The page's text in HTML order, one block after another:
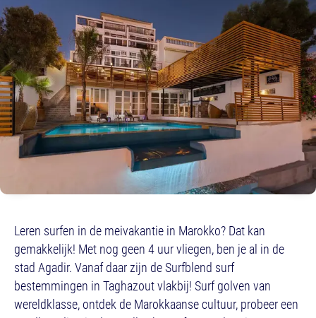
Leren surfen in de meivakantie in Marokko? Dat kan
gemakkelijk! Met nog geen 4 uur vliegen, ben je al in de
stad Agadir. Vanaf daar zijn de Surfblend surf
bestemmingen in Taghazout vlakbij! Surf golven van
wereldklasse, ontdek de Marokkaanse cultuur, probeer een